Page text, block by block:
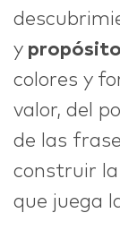
y propósito
colores y
valor, del
de las
construir
que juega